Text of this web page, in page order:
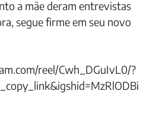
a mãe deram entrevistas
segue firme em seu novo
reel/Cwh_DGuIvL0/?